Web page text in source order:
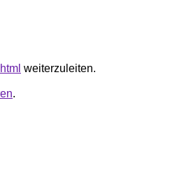
weiterzuleiten.
.